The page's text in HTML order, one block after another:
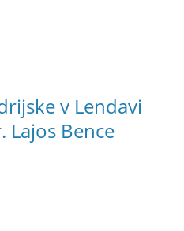
v Lendavi
Lajos Bence